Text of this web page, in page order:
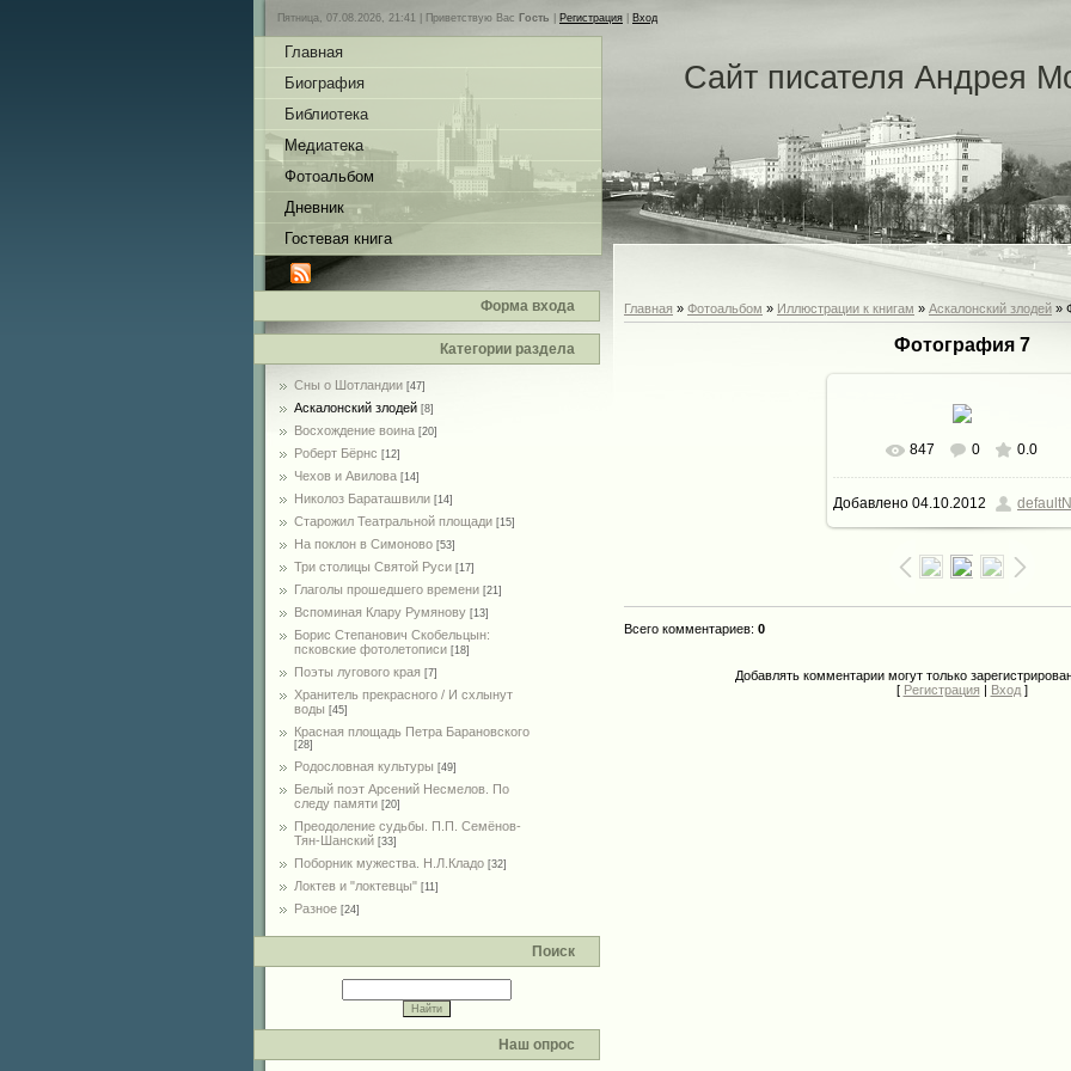
Пятница, 07.08.2026, 21:41 | Приветствую Вас Гость Регистрация Вход
Главная
Биография
Библиотека
Медиатека
Фотоальбом
Дневник
Гостевая книга
Форма входа
Категории раздела
Сны о Шотландии [47]
Аскалонский злодей [8]
Восхождение воина [20]
Роберт Бёрнс [12]
Чехов и Авилова [14]
Николоз Бараташвили [14]
Cтарожил Театральной площади [15]
На поклон в Симоново [53]
Три столицы Святой Руси [17]
Глаголы прошедшего времени [21]
Вспоминая Клару Румянову [13]
Борис Степанович Скобельцын:
псковские фотолетописи [18]
Поэты лугового края [7]
Хранитель прекрасного / И схлынут
воды [45]
Красная площадь Петра Барановского
[28]
Родословная культуры [49]
Белый поэт Арсений Несмелов. По
следу памяти [20]
Преодоление судьбы. П.П. Семёнов-
Тян-Шанский [33]
Поборник мужества. Н.Л.Кладо [32]
Локтев и "локтевцы" [11]
Разное [24]
Поиск
Наш опрос
Сайт писателя Андрея
Главная » Фотоальбом » Иллюстрации к книгам » Аскалонский злодей »
Фотография 7
В реальном размере 600x519
33.4Kb
847 0 0.0
Добавлено 04.10.2012
Всего комментариев: 0
Добавлять комментарии могут только
[ Регистрация | Вход]